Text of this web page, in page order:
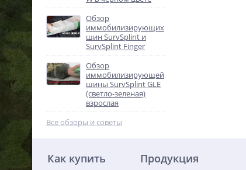
Обзор
иммобилизирующих
шин SurvSplint и
SurvSplint Finger
Обзор
иммобилизирующей
шины SurvSplint GLE
(светло-зеленая)
взрослая
Все обзоры и советы
Как купить Продукция